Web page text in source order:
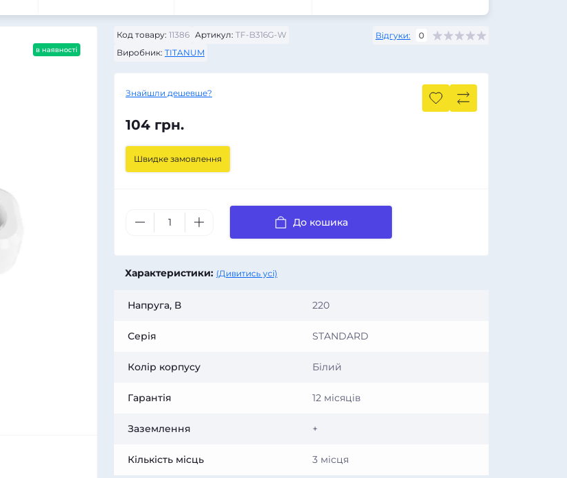
в наявності
Код товару: 11386 Артикул: TF-B316G-W
Виробник: TITANUM
Відгуки: 0
Знайшли дешевше?
104 грн.
Швидке замовлення
До кошика
Характеристики: (Дивитись усі)
Напруга, В 220
Серія STANDARD
Колір корпусу Білий
Гарантія 12 місяців
Заземлення +
Кількість місць 3 місця